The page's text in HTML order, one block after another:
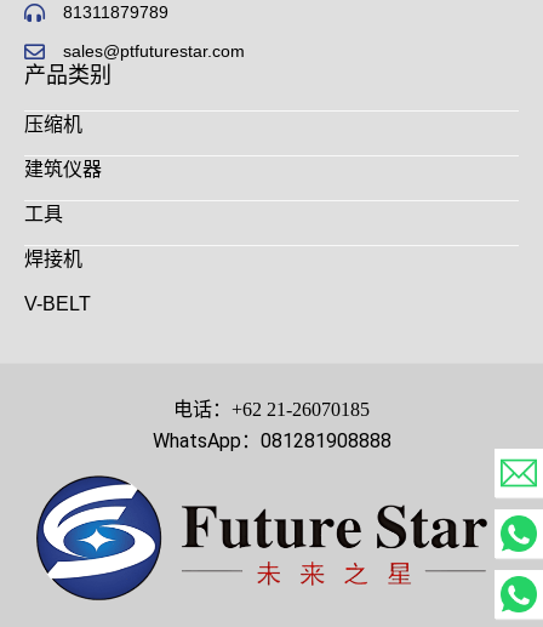
81311879789
sales@ptfuturestar.com
产品类别
压缩机
建筑仪器
工具
焊接机
V-BELT
电话：+62 21-26070185
WhatsApp：081281908888